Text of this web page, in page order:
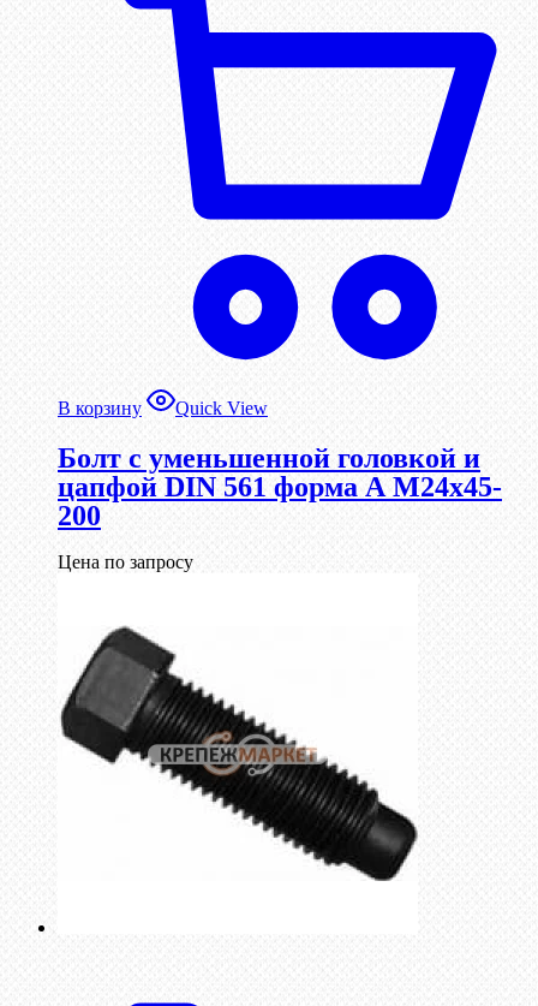
В корзину Quick View
Болт с уменьшенной головкой и
цапфой DIN 561 форма А М24х45-
200
Цена по запросу